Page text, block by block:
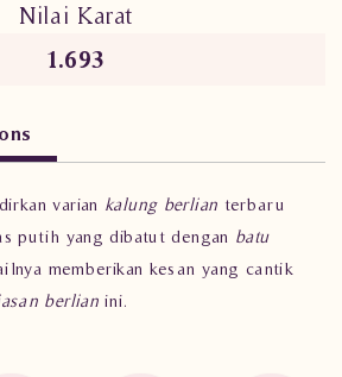
Nilai Karat
1.693
varian kalung berlian terbaru
putih yang dibatut dengan batu
memberikan kesan yang cantik
berlian ini.